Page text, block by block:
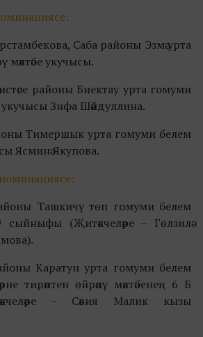
Саба районы Эзмә урта
укучысы.
районы Биектау урта гомуми
укучысы Зифа Шәйдуллина.
Тимершык урта гомуми белем
Ясминә Якупова.
Ташкичү төп гомуми белем
сыйныфы (Җитәкчеләре – Гөлзилә
Каратун урта гомуми белем
тирәнтен өйрәнү мәктәбенең 6 Б
– Сәвия Малик кызы